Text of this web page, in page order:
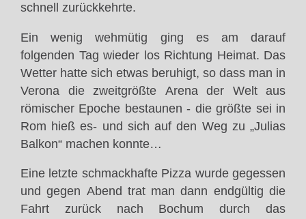
schnell zurückkehrte.
Ein wenig wehmütig ging es am darauf
folgenden Tag wieder los Richtung Heimat. Das
Wetter hatte sich etwas beruhigt, so dass man in
Verona die zweitgrößte Arena der Welt aus
römischer Epoche bestaunen - die größte sei in
Rom hieß es- und sich auf den Weg zu „Julias
Balkon“ machen konnte…
Eine letzte schmackhafte Pizza wurde gegessen
und gegen Abend trat man dann endgültig die
Fahrt zurück nach Bochum durch das